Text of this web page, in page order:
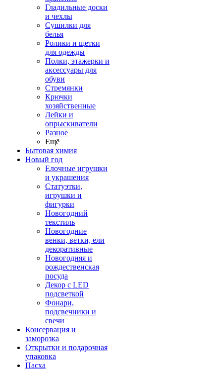
Гладильные доски
и чехлы
Сушилки для
белья
Ролики и щетки
для одежды
Полки, этажерки и
аксессуары для
обуви
Стремянки
Крючки
хозяйственные
Лейки и
опрыскиватели
Разное
Ещё
Бытовая химия
Новый год
Елочные игрушки
и украшения
Статуэтки,
игрушки и
фигурки
Новогодний
текстиль
Новогодние
венки, ветки, ели
декоративные
Новогодняя и
рождественская
посуда
Декор с LED
подсветкой
Фонари,
подсвечники и
свечи
Консервация и
заморозка
Открытки и подарочная
упаковка
Пасха